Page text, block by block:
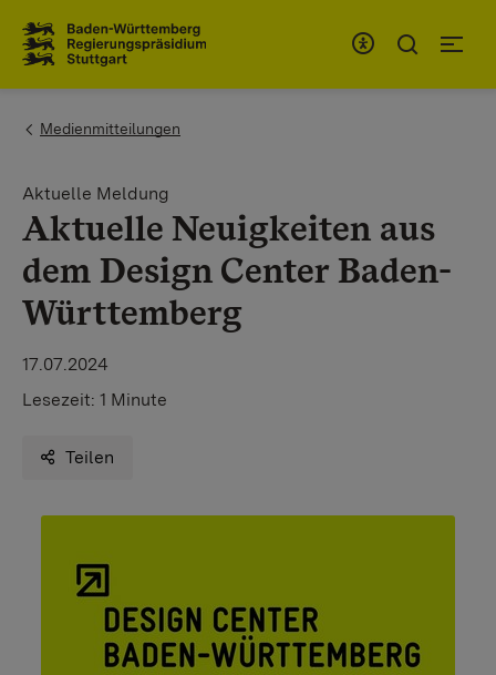
You are here:
Medienmitteilungen
Aktuelle Meldung
Aktuelle Neuigkeiten aus
dem Design Center Baden-
Württemberg
17.07.2024
Lesezeit: 1 Minute
Teilen